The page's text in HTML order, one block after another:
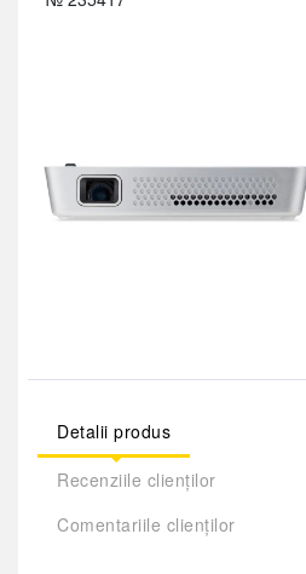
Detalii produs
Recenziile clienților
Comentariile clienților